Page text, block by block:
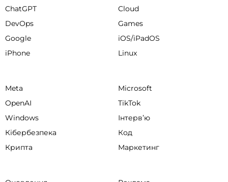
ChatGPT
Cloud
DevOps
Games
Google
iOS/iPadOS
iPhone
Linux
Meta
Microsoft
OpenAI
TikTok
Windows
Інтервʼю
Кібербезпека
Код
Крипта
Маркетинг